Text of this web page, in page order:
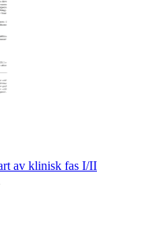
av klinisk fas I/II